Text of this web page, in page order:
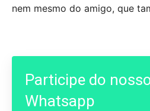
nem mesmo do amigo, que
Participe do
Whatsapp